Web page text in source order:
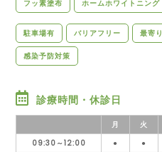
フッ素塗布 ホームホワイトニング
駐車場有 バリアフリー 最寄
感染予防対策
診療時間・休診日
月 火
09:30～12:00
● ●